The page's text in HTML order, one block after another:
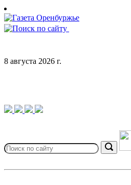
Skip
to
content
8 августа 2026 г.
for:
Search